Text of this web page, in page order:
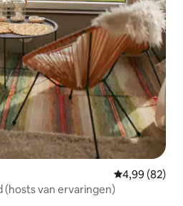
Gemiddelde
4,99 (82)
(hosts van ervaringen)